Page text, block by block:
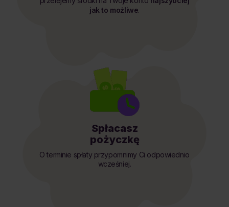
jak to możliwe.
Spłacasz
pożyczkę
O terminie spłaty przypomnimy Ci odpowiednio
wcześniej.